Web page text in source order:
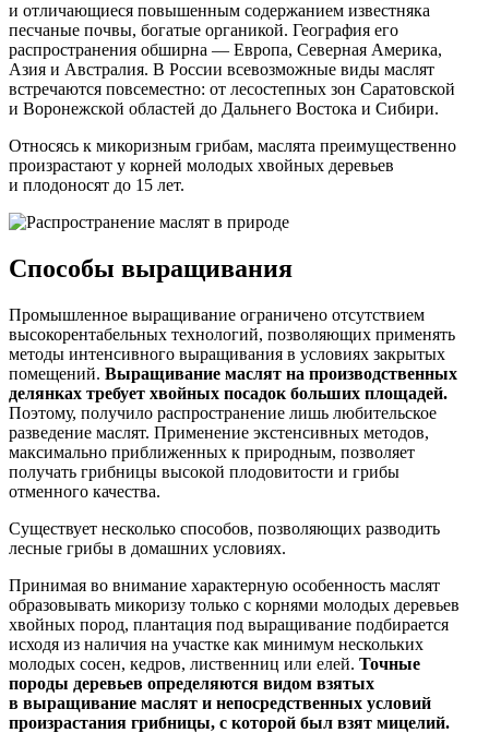
и отличающиеся повышенным содержанием известняка
песчаные почвы, богатые органикой. География его
распространения обширна — Европа, Северная Америка,
Азия и Австралия. В России всевозможные виды маслят
встречаются повсеместно: от лесостепных зон Саратовской
и Воронежской областей до Дальнего Востока и Сибири.
Относясь к микоризным грибам, маслята преимущественно
произрастают у корней молодых хвойных деревьев
и плодоносят до 15 лет.
Способы выращивания
Промышленное выращивание ограничено отсутствием
высокорентабельных технологий, позволяющих применять
методы интенсивного выращивания в условиях закрытых
помещений. Выращивание маслят на производственных
делянках требует хвойных посадок больших площадей.
Поэтому, получило распространение лишь любительское
разведение маслят. Применение экстенсивных методов,
максимально приближенных к природным, позволяет
получать грибницы высокой плодовитости и грибы
отменного качества.
Существует несколько способов, позволяющих разводить
лесные грибы в домашних условиях.
Принимая во внимание характерную особенность маслят
образовывать микоризу только с корнями молодых деревьев
хвойных пород, плантация под выращивание подбирается
исходя из наличия на участке как минимум нескольких
молодых сосен, кедров, лиственниц или елей. Точные
породы деревьев определяются видом взятых
в выращивание маслят и непосредственных условий
произрастания грибницы, с которой был взят мицелий.